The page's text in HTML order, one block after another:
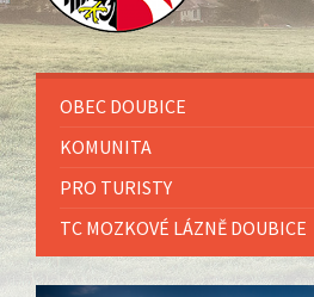
OBEC DOUBICE
KOMUNITA
PRO TURISTY
TC MOZKOVÉ LÁZNĚ DOUBICE